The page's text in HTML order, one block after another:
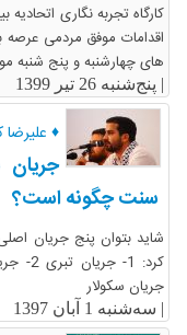
کارگاه تجربه نگاری
اقدامات موفق مردمی عرصه
های چهارشنبه و پنج شنبه مورخ
| پنج‌شنبه 26 تیر 1399
♦ علیرضا
سنت چگونه است؟
شاید بتوان پنج جریان
جریان سکولار
| سه‌شنبه 1 آبان 1397